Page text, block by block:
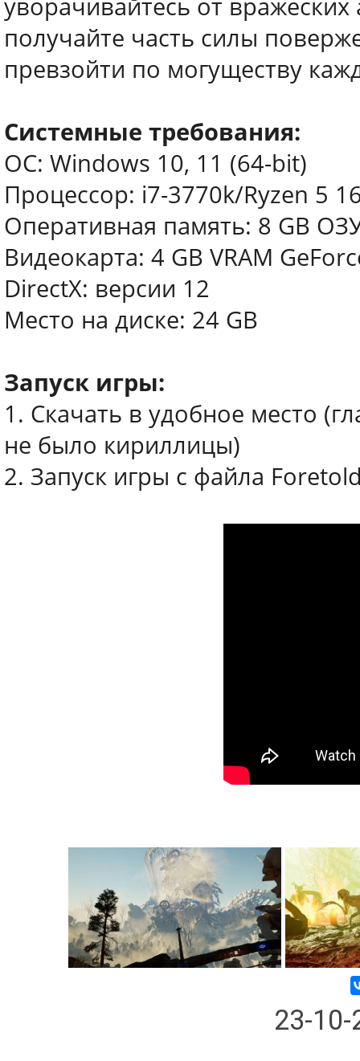
уворачивайтесь от
получайте часть силы
превзойти по могуществу
Системные требования:
ОС: Windows 10, 11 (64-bit)
Процессор: i7-3770k/Ryzen 5
Оперативная память: 8 GB
Видеокарта: 4 GB VRAM
DirectX: версии 12
Место на диске: 24 GB
Запуск игры:
1. Скачать в удобное место
не было кириллицы)
2. Запуск игры с файла
23-